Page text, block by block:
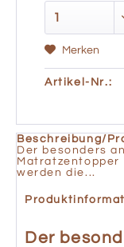
Merken
Artikel-Nr.:
Beschreibung/
Der besonders
Matratzentopper
werden die...
Der